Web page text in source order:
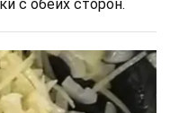
с обеих сторон.